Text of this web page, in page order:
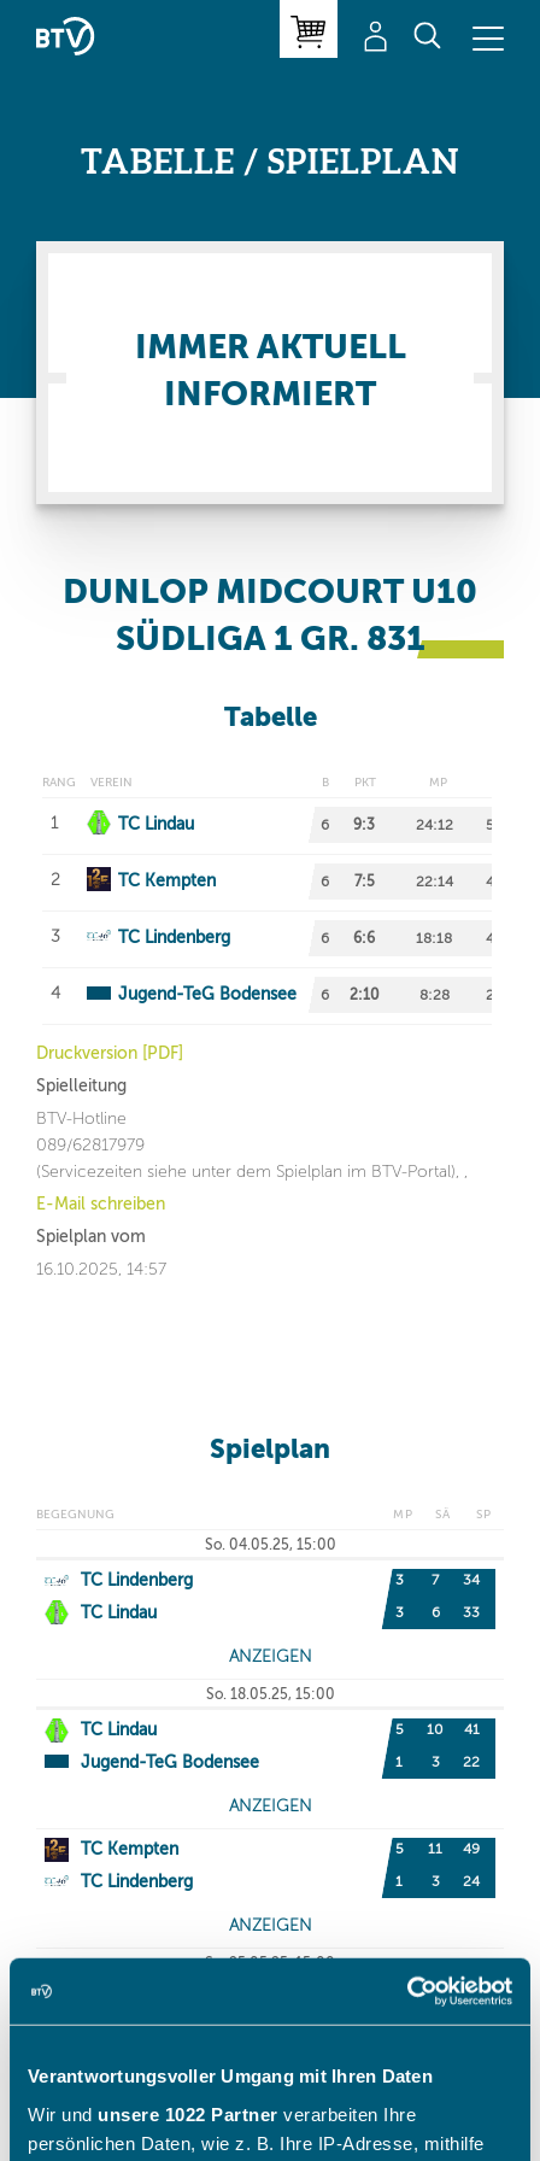
Verantwortungsvoller Umgang mit Ihren Daten
Wir und unsere 1022 Partner verarbeiten Ihre
persönlichen Daten, wie z. B. Ihre IP-Adresse, mithilfe